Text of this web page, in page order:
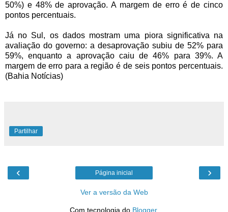
50%) e 48% de aprovação. A margem de erro é de cinco
pontos percentuais.
Já no Sul, os dados mostram uma piora significativa na
avaliação do governo: a desaprovação subiu de 52% para
59%, enquanto a aprovação caiu de 46% para 39%. A
margem de erro para a região é de seis pontos percentuais.
(Bahia Notícias)
Partilhar
‹ ›
Página inicial
Ver a versão da Web
Com tecnologia do Blogger.